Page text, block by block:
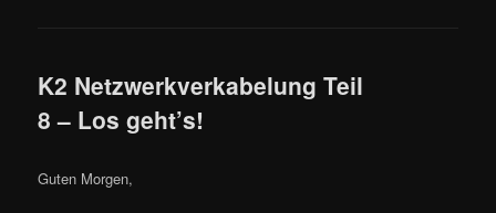
K2 Netzwerkverkabelung Teil
8 – Los geht’s!
Guten Morgen,